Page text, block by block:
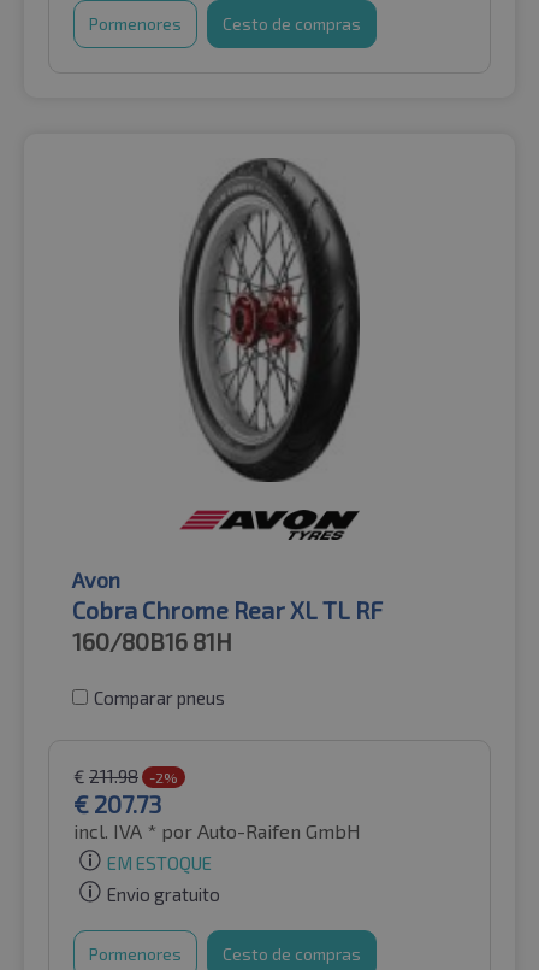
Pormenores Cesto de compras
Avon
Cobra Chrome Rear XL TL RF
160/80B16 81H
Comparar pneus
€ 211.98 -2%
€ 207.73
incl. IVA * por Auto-Raifen GmbH
EM ESTOQUE
Envio gratuito
Pormenores Cesto de compras